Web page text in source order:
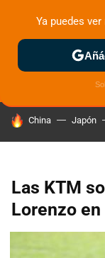
ZONA DE PRUEBAS
HOY SE HABLA DE
China Japón
Las KTM
Lorenzo
Ya puedes